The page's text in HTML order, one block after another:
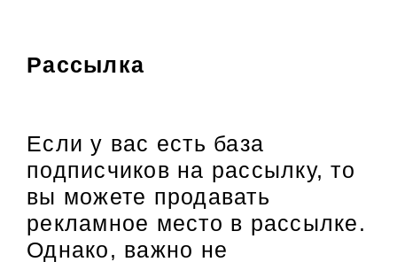
Рассылка
Если у вас есть база
подписчиков на рассылку, то
вы можете продавать
рекламное место в рассылке.
Однако, важно не